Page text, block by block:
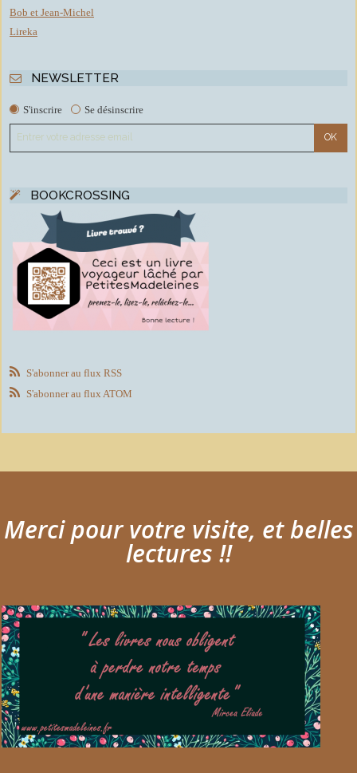
Bob et Jean-Michel
Lireka
NEWSLETTER
S'inscrire Se désinscrire
BOOKCROSSING
S'abonner au flux RSS
S'abonner au flux ATOM
Merci pour votre visite, et belles
lectures !!